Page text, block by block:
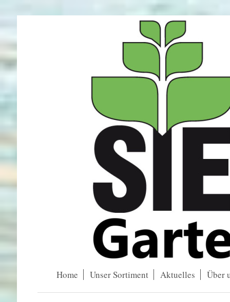
Home Unser Sortiment Aktuelles Über